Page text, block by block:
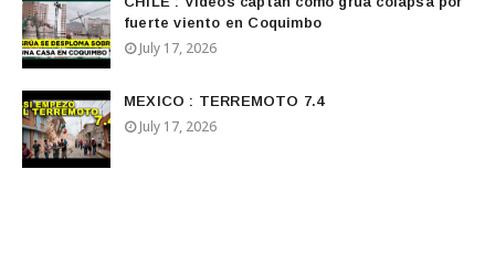
fuerte viento en Coquimbo
July 17, 2026
MEXICO : TERREMOTO 7.4
July 17, 2026